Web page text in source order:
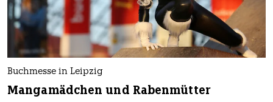
Buchmesse in Leipzig
Mangamädchen und Rabenmütter